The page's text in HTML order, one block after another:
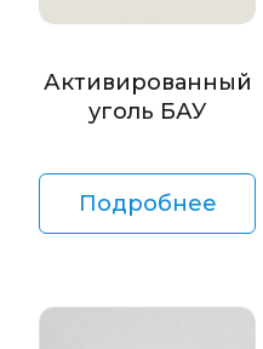
Активированный
уголь БАУ
Подробнее